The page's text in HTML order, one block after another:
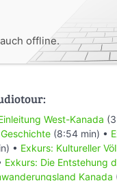
offline.
West-Kanada
(8:54 min) •
• Exkurs: Kultureller
Exkurs: Die Entstehung
Kanada